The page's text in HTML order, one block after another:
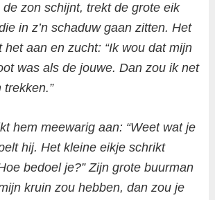
zon schijnt, trekt de grote eik
in z’n schaduw gaan zitten. Het
het aan en zucht: “Ik wou dat mijn
was als de jouwe. Dan zou ik net
hem meewarig aan: “Weet wat je
hij. Het kleine eikje schrikt
bedoel je?” Zijn grote buurman
kruin zou hebben, dan zou je